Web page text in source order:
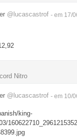
@lucascastrof - em 17/
Nitro
@lucascastrof - em 10/
king-